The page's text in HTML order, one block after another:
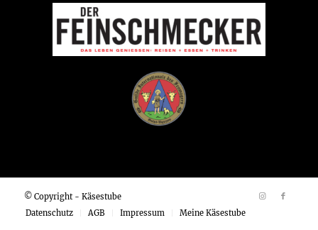
© Copyright - Käsestube
Datenschutz
AGB Impressum Meine Käsestube